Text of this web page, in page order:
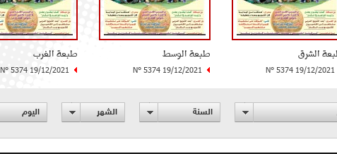
الشرق
N° 5374 19/12/2021
طبعة الوسط
N° 5374 19/12/2021
طبعة الغرب
N° 5374 19/12/2021
السنة الشهر اليوم